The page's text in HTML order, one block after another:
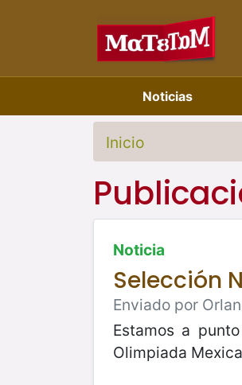
Noticias
Inicio
Noticia
Selección
Enviado por
Estamos a
Olimpiada